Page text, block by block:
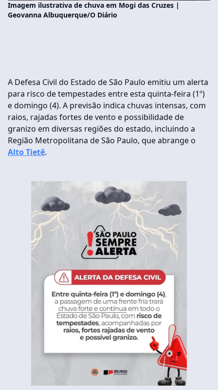
Imagem ilustrativa de chuva em Mogi das Cruzes |
Geovanna Albuquerque/O Diário
A Defesa Civil do Estado de São Paulo emitiu um alerta
para risco de tempestades entre esta quinta-feira (1º)
e domingo (4). A previsão indica chuvas intensas, com
raios, rajadas fortes de vento e possibilidade de
granizo em diversas regiões do estado, incluindo a
Região Metropolitana de São Paulo, que abrange o
Alto Tietê.